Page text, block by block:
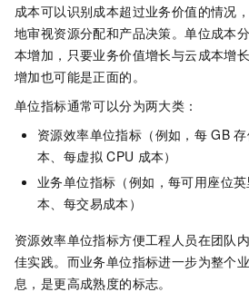
成本可以识别成本超过业务价值的情况
地审视资源分配和产品决策。单位成本
本增加，只要业务价值增长与云成本增
增加也可能是正面的。
单位指标通常可以分为两大类：
资源效率单位指标（例如，每 GB
本、每虚拟 CPU 成本）
业务单位指标（例如，每可用座位
本、每交易成本）
资源效率单位指标方便工程人员在团队
佳实践。而业务单位指标进一步为整个
息，是更高成熟度的标志。